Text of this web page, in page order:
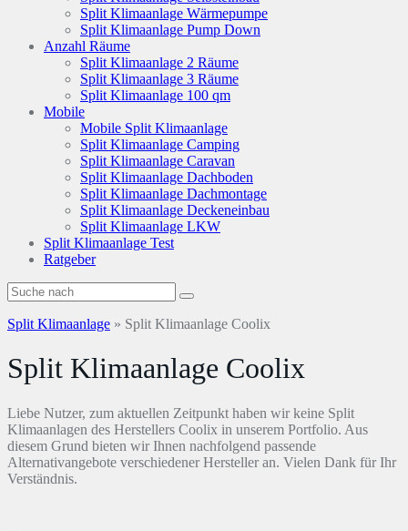
Split Klimaanlage Wärmepumpe
Split Klimaanlage Pump Down
Anzahl Räume
Split Klimaanlage 2 Räume
Split Klimaanlage 3 Räume
Split Klimaanlage 100 qm
Mobile
Mobile Split Klimaanlage
Split Klimaanlage Camping
Split Klimaanlage Caravan
Split Klimaanlage Dachboden
Split Klimaanlage Dachmontage
Split Klimaanlage Deckeneinbau
Split Klimaanlage LKW
Split Klimaanlage Test
Ratgeber
Split Klimaanlage » Split Klimaanlage Coolix
Split Klimaanlage Coolix
Liebe Nutzer, zum aktuellen Zeitpunkt haben wir keine Split
Klimaanlagen des Herstellers Coolix in unserem Portfolio. Aus
diesem Grund bieten wir Ihnen nachfolgend passende
Alternativangebote verschiedener Hersteller an. Vielen Dank für Ihr
Verständnis.